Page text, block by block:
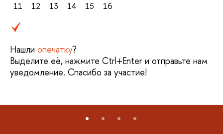
11
12 13 14 15 16
Нашли опечатку?
Выделите её, нажмите Ctrl+Enter и отправьте нам
уведомление. Спасибо за участие!